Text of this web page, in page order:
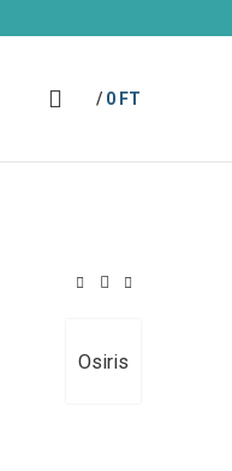
/ 0 FT
Osiris